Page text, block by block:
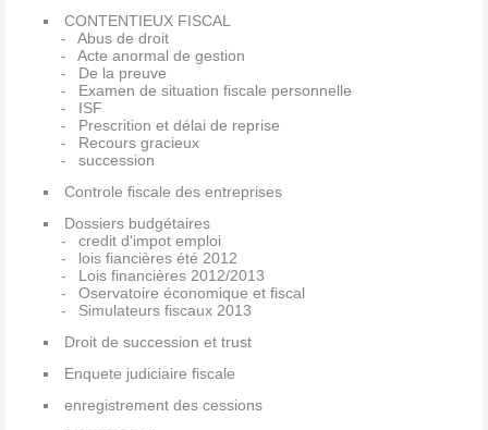
CONTENTIEUX FISCAL
Abus de droit
Acte anormal de gestion
De la preuve
Examen de situation fiscale personnelle
ISF
Prescrition et délai de reprise
Recours gracieux
succession
Controle fiscale des entreprises
Dossiers budgétaires
credit d'impot emploi
lois fiancières été 2012
Lois financières 2012/2013
Oservatoire économique et fiscal
Simulateurs fiscaux 2013
Droit de succession et trust
Enquete judiciaire fiscale
enregistrement des cessions